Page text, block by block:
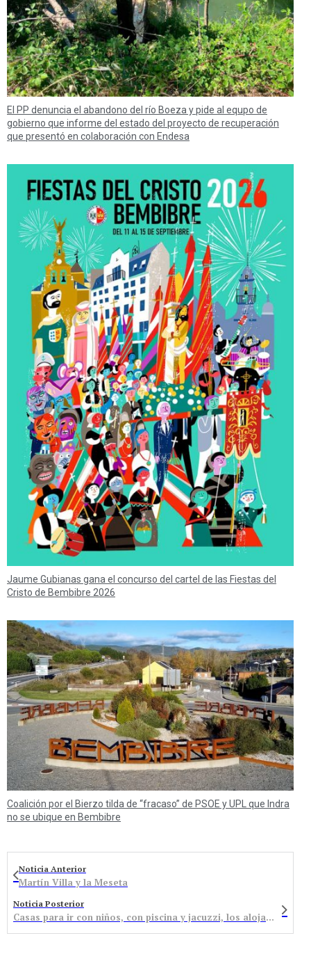
El PP denuncia el abandono del río Boeza y pide al equpo de
gobierno que informe del estado del proyecto de recuperación
que presentó en colaboración con Endesa
Jaume Gubianas gana el concurso del cartel de las Fiestas del
Cristo de Bembibre 2026
Coalición por el Bierzo tilda de “fracaso” de PSOE y UPL que Indra
no se ubique en Bembibre
Noticia Anterior
Martín Villa y la Meseta
Noticia Posterior
Casas para ir con niños, con piscina y jacuzzi, los alojamientos rurales más solicitados en 2014